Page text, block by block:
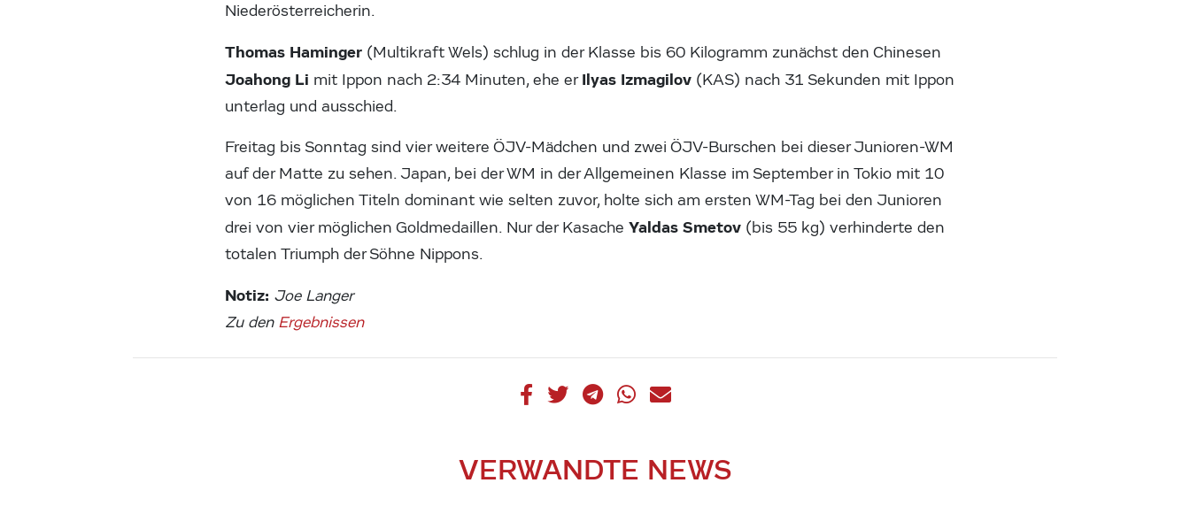
Niederösterreicherin.
Thomas Haminger (Multikraft Wels) schlug in der Klasse bis 60 Kilogramm zunächst den Chinesen
Joahong Li mit Ippon nach 2:34 Minuten, ehe erIlyas Izmagilov (KAS) nach 31 Sekunden mit Ippon
unterlag und ausschied.
Freitag bis Sonntag sind vier weitere ÖJV-Mädchen und zwei ÖJV-Burschen bei dieser Junioren-WM
auf der Matte zu sehen. Japan, bei der WM in der Allgemeinen Klasse im September in Tokio mit 10
von 16 möglichen Titeln dominant wie selten zuvor, holte sich am ersten WM-Tag bei den Junioren
drei von vier möglichen Goldmedaillen. Nur der KasacheYaldas Smetov (bis 55 kg) verhinderte den
totalen Triumph der Söhne Nippons.
Notiz: Joe Langer
Zu den Ergebnissen
VERWANDTE NEWS